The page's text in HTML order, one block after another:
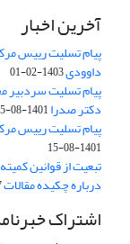
آخرین اخبار
پیام تسلیت رییس
داوودی1403-02-01
پیام تسلیت سردبیر
دکتر صدرا1401-08-15
پیام تسلیت رییس
1401-08-15
تبعیت از قوانین
درباره چکیده مقالات
اشتراک